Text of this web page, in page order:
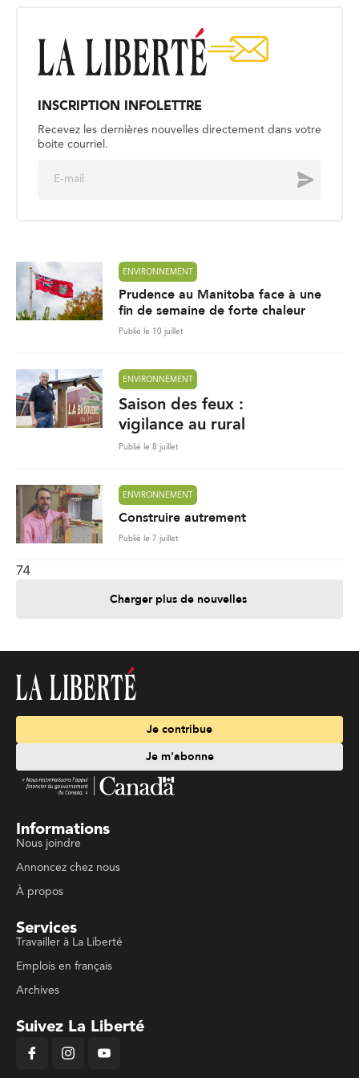
INSCRIPTION INFOLETTRE
Recevez les dernières nouvelles directement dans votre
boite courriel.
Envoyer
ENVIRONNEMENT
Prudence au Manitoba face à une
fin de semaine de forte chaleur
Publié le 10 juillet
ENVIRONNEMENT
Saison des feux :
vigilance au rural
Publié le 8 juillet
ENVIRONNEMENT
Construire autrement
Publié le 7 juillet
74
Charger plus de nouvelles
Je contribue
Je m'abonne
Informations
Nous joindre
Annoncez chez nous
À propos
Services
Travailler à La Liberté
Emplois en français
Archives
Suivez La Liberté